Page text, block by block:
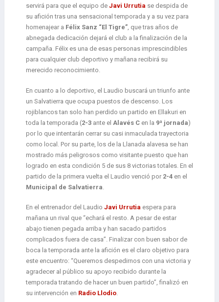
servirá para que el equipo de Javi Urrutia se despida de
su afición tras una sensacional temporada y a su vez para
homenajear a Félix Sanz “El Tigre”, que tras años de
abnegada dedicación dejará el club a la finalización de la
campaña. Félix es una de esas personas imprescindibles
para cualquier club deportivo y mañana recibirá su
merecido reconocimiento.
En cuanto a lo deportivo, el Laudio buscará un triunfo ante
un Salvatierra que ocupa puestos de descenso. Los
rojiblancos tan solo han perdido un partido en Ellakuri en
toda la temporada (2-3 ante el Alavés C en la 9ª jornada)
por lo que intentarán cerrar su casi inmaculada trayectoria
como local. Por su parte, los de la Llanada alavesa se han
mostrado más peligrosos como visitante puesto que han
logrado en esta condición 5 de sus 8 victorias totales. En el
partido de la primera vuelta el Laudio venció por 2-4 en el
Municipal de Salvatierra
En el entrenador del Laudio Javi Urrutia espera para
mañana un rival que “echará el resto. A pesar de estar
abajo tienen pegada arriba y han sacado partidos
complicados fuera de casa”. Finalizar con buen sabor de
boca la temporada ante la afición es el claro objetivo para
este encuentro: “Queremos despedirnos con una victoria y
agradecer al público su apoyo recibido durante la
temporada tratando de hacer un buen partido”, finalizó en
su intervención en Radio Llodio.